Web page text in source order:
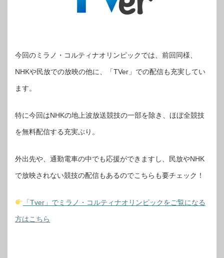
今回のミラノ・コルティナオリンピックでは、前回同様、
NHKや民放での放映の他に、「TVer」での配信も充実してい
ます。
特に今回はNHKの地上波放送競技の一部を除き、ほぼ全競技
を無料配信する充実ぶり。
外出先や、通勤電車の中でも応援ができますし、民放やNHK
で放映されない競技の配信もあるのでこちらも要チェック！
「Tver」でミラノ・コルティナオリンピックをご覧になる
方はこちら